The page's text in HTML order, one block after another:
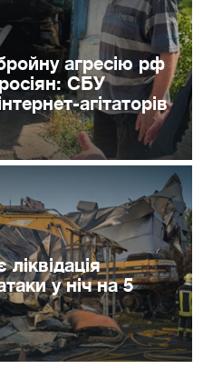
агресію рф
СБУ
агітаторів
у ніч на 5